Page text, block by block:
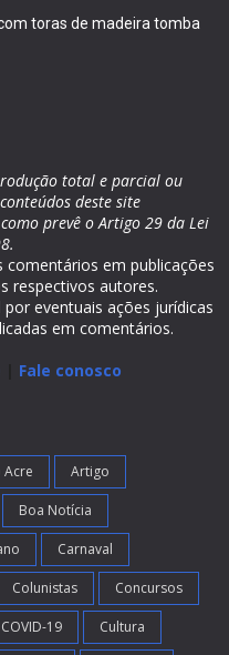
toras de madeira tomba
total e parcial ou
deste site
prevê o Artigo 29 da Lei
em publicações
respectivos autores.
eventuais ações jurídicas
em comentários.
Fale conosco
Acre Artigo
Boa Notícia
Carnaval
Colunistas Concursos
COVID-19 Cultura